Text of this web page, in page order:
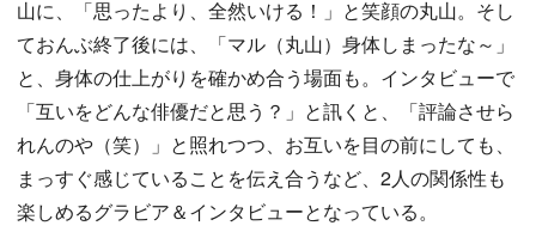
山に、「思ったより、全然いける！」と笑顔の丸山。そし
ておんぶ終了後には、「マル（丸山）身体しまったな～」
と、身体の仕上がりを確かめ合う場面も。インタビューで
「互いをどんな俳優だと思う？」と訊くと、「評論させら
れんのや（笑）」と照れつつ、お互いを目の前にしても、
まっすぐ感じていることを伝え合うなど、2人の関係性も
楽しめるグラビア＆インタビューとなっている。